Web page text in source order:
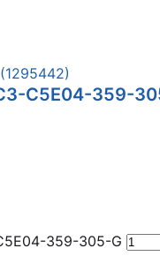
C5E04-359-
359-305-G